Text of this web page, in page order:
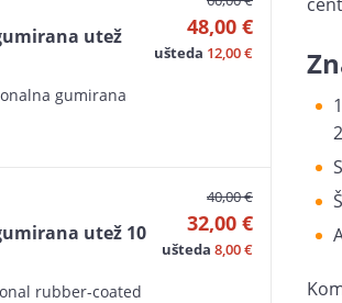
utež
gumirana
48,00 €
ušteda 12,00 €
utež 10
rubber-coated
40,00 €
32,00 €
ušteda 8,00 €